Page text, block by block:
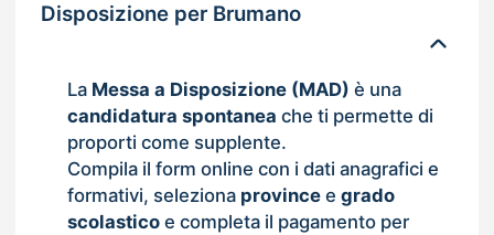
Disposizione per Brumano
La Messa a Disposizione (MAD) è una
candidatura spontanea che ti permette di
proporti come supplente.
Compila il form online con i dati anagrafici e
formativi, seleziona provincee grado
scolasticoe completa il pagamento per